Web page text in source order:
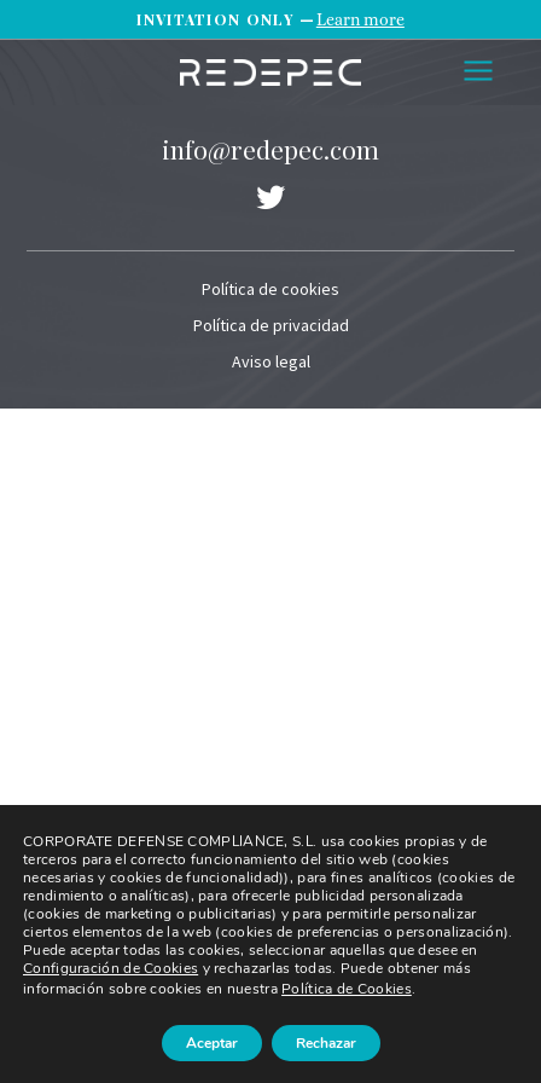
INVITATION ONLY —Learn more
info@redepec.com
Política de cookies
Política de privacidad
Aviso legal
CORPORATE DEFENSE COMPLIANCE, S.L. usa cookies propias y de
terceros para el correcto funcionamiento del sitio web (cookies
necesarias y cookies de funcionalidad)), para fines analíticos (cookies de
rendimiento o analíticas), para ofrecerle publicidad personalizada
(cookies de marketing o publicitarias) y para permitirle personalizar
ciertos elementos de la web (cookies de preferencias o personalización).
Puede aceptar todas las cookies, seleccionar aquellas que desee en
Configuración de Cookies y rechazarlas todas. Puede obtener más
información sobre cookies en nuestra Política de Cookies.
Aceptar Rechazar